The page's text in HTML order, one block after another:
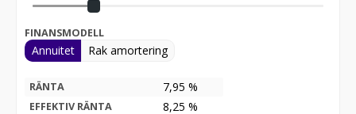
FINANSMODELL
Annuitet Rak amortering
RÄNTA 7,95 %
EFFEKTIV RÄNTA 8,25 %